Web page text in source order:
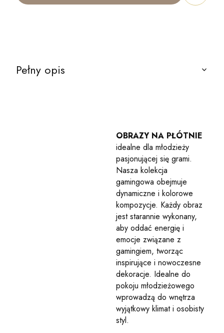
Pełny opis
OBRAZY NA PŁÓTNIE
idealne dla młodzieży
pasjonującej się grami.
Nasza kolekcja
gamingowa obejmuje
dynamiczne i kolorowe
kompozycje. Każdy obraz
jest starannie wykonany,
aby oddać energię i
emocje związane z
gamingiem, tworząc
inspirujące i nowoczesne
dekoracje. Idealne do
pokoju młodzieżowego
wprowadzą do wnętrza
wyjątkowy klimat i osobisty
styl.